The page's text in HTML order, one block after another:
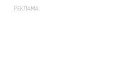
РЕКЛАМА: